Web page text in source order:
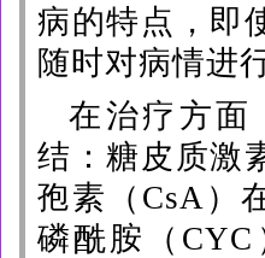
病的特点，即
随时对病情进
在治疗方面
结：糖皮质激
孢素（CsA）
磷酰胺（